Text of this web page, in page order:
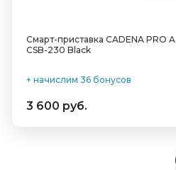
Смарт-приставка CADENA PRO A
CSB-230 Black
+ начислим 36 бонусов
3 600 руб.